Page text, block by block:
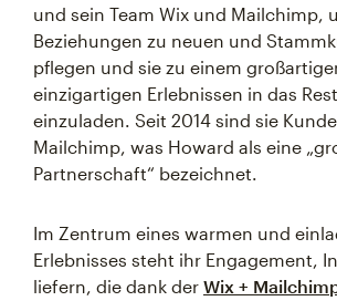
und sein Team Wix und Mailchimp,
Beziehungen zu neuen und
pflegen und sie zu einem
einzigartigen Erlebnissen in das
einzuladen. Seit 2014 sind sie
Mailchimp, was Howard als eine
Partnerschaft“ bezeichnet.
Im Zentrum eines warmen und
Erlebnisses steht ihr Engagement,
liefern, die dank der Wix +